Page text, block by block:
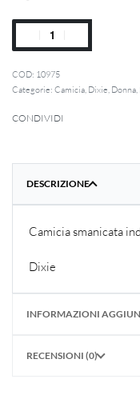
10975
Categorie: Camicia, Dixie, Donna,
CONDIVIDI
DESCRIZIONE
Camicia smanicata
Dixie
INFORMAZIONI
RECENSIONI (0)